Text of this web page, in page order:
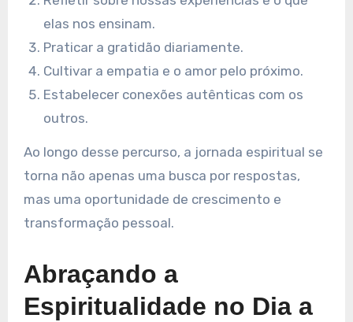
elas nos ensinam.
Praticar a gratidão diariamente.
Cultivar a empatia e o amor pelo próximo.
Estabelecer conexões autênticas com os
outros.
Ao longo desse percurso, a jornada espiritual se
torna não apenas uma busca por respostas,
mas uma oportunidade de crescimento e
transformação pessoal.
Abraçando a
Espiritualidade no Dia a